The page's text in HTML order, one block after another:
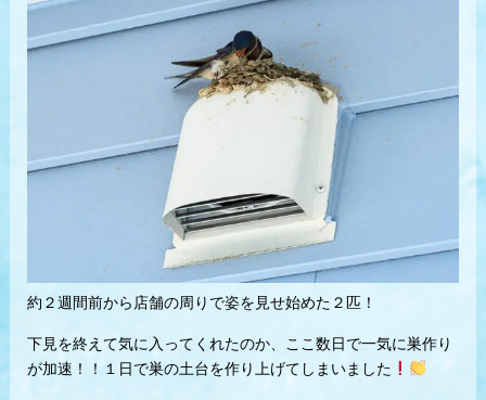
約２週間前から店舗の周りで姿を見せ始めた２匹！
下見を終えて気に入ってくれたのか、ここ数日で一気に巣作り
が加速！！１日で巣の土台を作り上げてしまいました